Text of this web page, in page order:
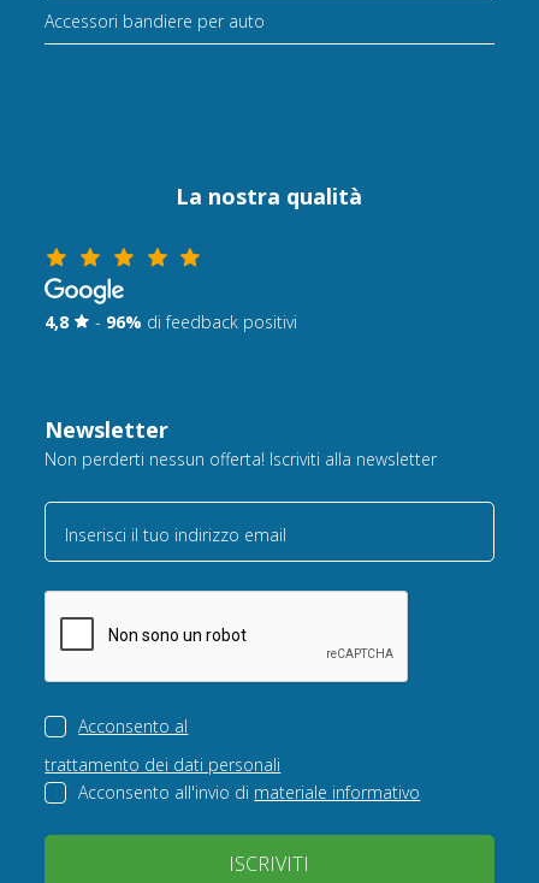
Accessori bandiere per auto
La nostra qualità
4,8 - 96% di feedback positivi
Newsletter
Non perderti nessun offerta! Iscriviti alla newsletter
Inserisci il tuo indirizzo email
Acconsento al
trattamento dei dati personali
Acconsento all'invio di materiale informativo
ISCRIVITI